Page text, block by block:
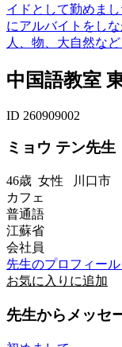
イドとして勤めま
にアルバイトをし
人、物、大自然な
中国語教室
ID 260909002
ミョウ テン先生
46歳 女性 川口市
カフェ
普通語
江蘇省
会社員
先生のプロフィー
お気に入りに追加
先生からメッセ